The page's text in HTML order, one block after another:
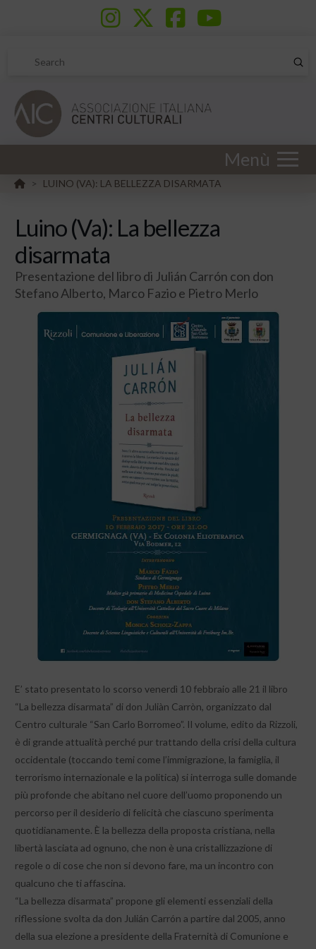
Search
Menù
HOME
> LUINO (VA): LA BELLEZZA DISARMATA
Luino (Va): La bellezza
disarmata
Presentazione del libro di Julián Carrón con don
Stefano Alberto, Marco Fazio e Pietro Merlo
E’ stato presentato lo scorso venerdì 10 febbraio alle 21 il libro
“La bellezza disarmata” di don Juliàn Carròn, organizzato dal
Centro culturale “San Carlo Borromeo”. Il volume, edito da Rizzoli,
è di grande attualità perché pur trattando della crisi della cultura
occidentale (toccando temi come l’immigrazione, la famiglia, il
terrorismo internazionale e la politica) si interroga sulle domande
più profonde che abitano nel cuore dell’uomo proponendo un
percorso per il desiderio di felicità che ciascuno sperimenta
quotidianamente. È la bellezza della proposta cristiana, nella
libertà lasciata ad ognuno, che non è una cristallizzazione di
regole o di cose che non si devono fare, ma un incontro con
qualcuno che ti affascina.
“La bellezza disarmata” propone gli elementi essenziali della
riflessione svolta da don Julián Carrón a partire dal 2005, anno
della sua elezione a presidente della Fraternità di Comunione e